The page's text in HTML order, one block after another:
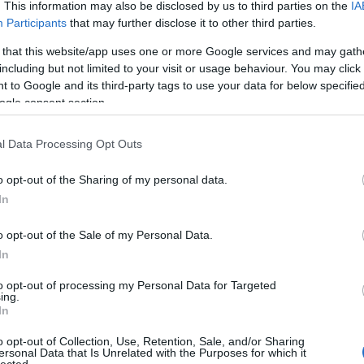
This information may also be disclosed by us to third parties on the
Participants that may further disclose it to other third parties.
that this website/app uses one or more Google services and may
but not limited to your visit or usage behaviour. You may
to Google and its third-party tags to use your data for below
consent section.
Data Processing Opt Outs
opt-out of the Sharing of my personal data.
opt-out of the Sale of my Personal Data.
opt-out of processing my Personal Data for Targeted
opt-out of Collection, Use, Retention, Sale, and/or Sharing
Data that Is Unrelated with the Purposes for which it
gyerekét neveli egyedül, miután nemrég elvesztette
mindenesetre nem tűnt tőle idősebbnek,
inkább. Whishaw-ról eddig még nem hallottam (ez a
abból fakad, hogy nem követem az új James
elképzelésem sem arról, hogy ki illene hozzá
főleg Domhnall Gleeson szokott eszembe jutni ,
visszarángassam magam a filmhez.
Banks anyuka személyiségét az eredeti filmből, aki
a szüfrazsett mozgalmat támogatta. Jane-nek is
Kiss Virág hangja nekem örökre
Natalia Oreiro /Mili/A vad angyal arcával,
szerintem tökéletes választás volt a kislányos felnőtt
is idézte az eredeti film gyerek Jane-jét.